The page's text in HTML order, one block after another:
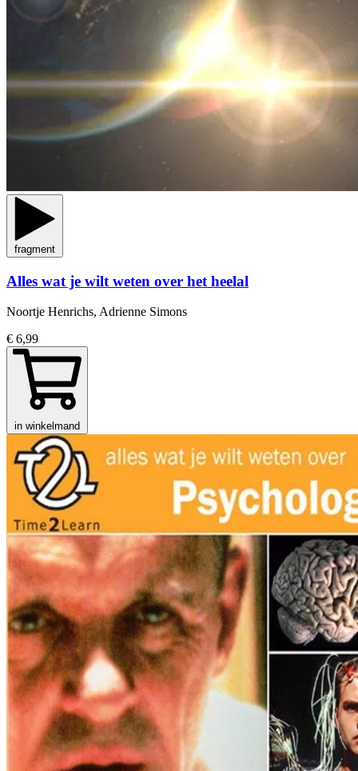
fragment
Alles wat je wilt weten over het heelal
Noortje Henrichs, Adrienne Simons
€ 6,99
in winkelmand